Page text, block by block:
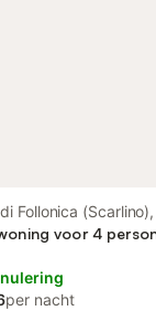
Follonica (Scarlino),
voor 4
per nacht